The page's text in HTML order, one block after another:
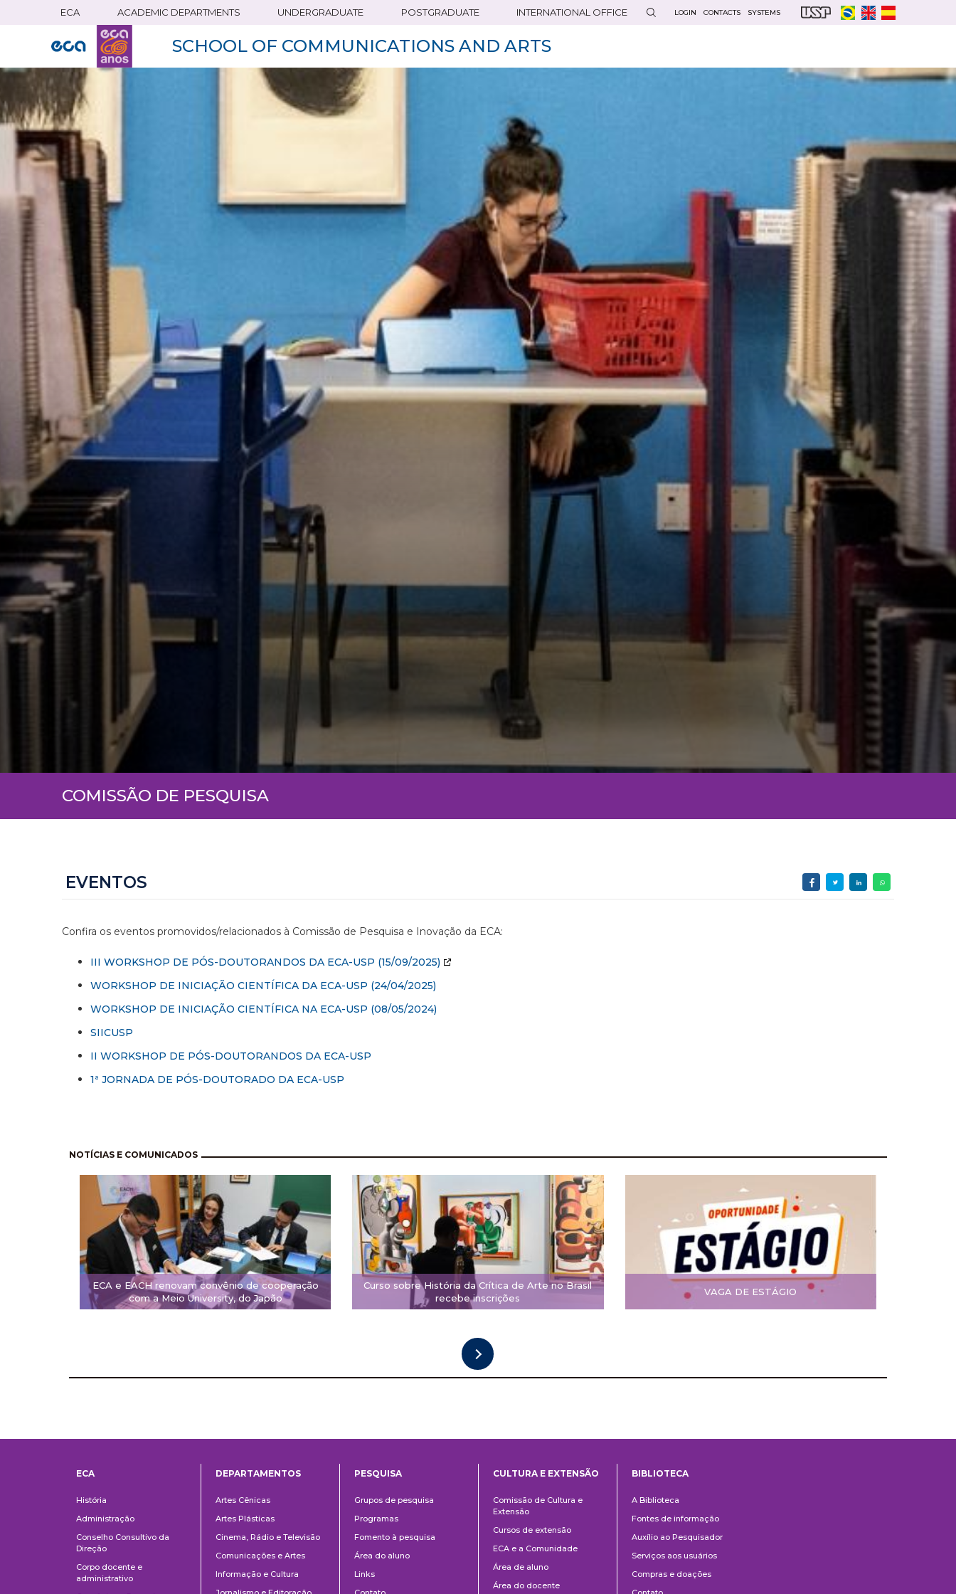
content
ECA ACADEMIC DEPARTMENTS UNDERGRADUATE POSTGRADUATE INTERNATIONAL OFFICE LOGIN CONTACTS SYSTEMS
SCHOOL OF COMMUNICATIONS AND ARTS
COMISSÃO DE PESQUISA
EVENTOS
Confira os eventos promovidos/relacionados à Comissão de Pesquisa e Inovação da ECA:
III WORKSHOP DE PÓS-DOUTORANDOS DA ECA-USP (15/09/2025)
WORKSHOP DE INICIAÇÃO CIENTÍFICA DA ECA-USP (24/04/2025)
WORKSHOP DE INICIAÇÃO CIENTÍFICA NA ECA-USP (08/05/2024)
SIICUSP
II WORKSHOP DE PÓS-DOUTORANDOS DA ECA-USP
1ª JORNADA DE PÓS-DOUTORADO DA ECA-USP
NOTÍCIAS E COMUNICADOS
ECA e EACH renovam convênio de cooperação
com a Meio University, do Japão
Curso sobre História da Crítica de Arte no Brasil
recebe inscrições
VAGA DE ESTÁGIO
Pagination
ECA
História
Administração
Conselho Consultivo da
Direção
Corpo docente e
administrativo
DEPARTAMENTOS
Artes Cênicas
Artes Plásticas
Cinema, Rádio e Televisão
Comunicações e Artes
Informação e Cultura
PESQUISA
Grupos de pesquisa
Programas
Fomento à pesquisa
Área do aluno
Links
e
Extensão
CULTURA E EXTENSÃO
Comissão de Cultura e
Extensão
Cursos de extensão
ECA e a Comunidade
Área de aluno
Área do docente
BIBLIOTECA
A Biblioteca
Fontes de informação
Auxílio ao Pesquisador
Serviços aos usuários
Compras e doações